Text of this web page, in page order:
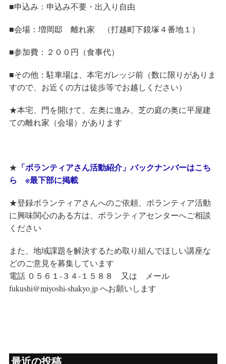
■申込み：申込み不要・出入り自由
■会場：増岡邸 離れ家 （打越町下鏡塚４番地１）
■参加費：２００円（食事代）
■その他：駐車場は、本宅ガレッジ前（数に限りがありま
すので、お近くの方は徒歩等でお越しください）
★本宅、門を開けて、左奥に進み、芝の庭の奥に平屋建
ての離れ家（会場）があります
★ 「ボランティアさん活動紹介」バックナンバーはこち
ら ※最下部に掲載
★登録ボランティアさんへのご依頼、ボランティア活動
に興味関心のある方は、ボランティアセンターへご相談
ください
また、地域課題を解決するため取り組んでほしい講座な
どのご意見を募集しています
電話 ０５６１-３４-１５８８ 又は メール
fukushi@miyoshi-shakyo.jp へお願いします
最近の投稿